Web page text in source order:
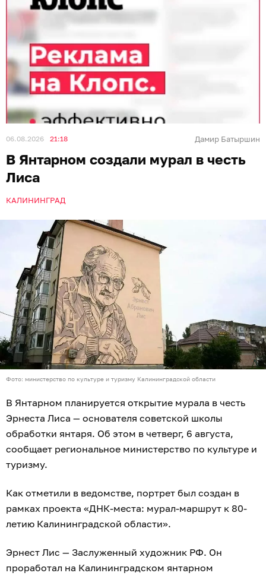
06.08.2026 21:18 Дамир Батыршин
В Янтарном создали мурал в честь
Лиса
КАЛИНИНГРАД
Фото: министерство по культуре и туризму Калининградской области
В Янтарном планируется открытие мурала в честь
Эрнеста Лиса — основателя советской школы
обработки янтаря. Об этом в четверг, 6 августа,
сообщает региональное министерство по культуре и
туризму.
Как отметили в ведомстве, портрет был создан в
рамках проекта «ДНК-места: мурал-маршрут к 80-
летию Калининградской области».
Эрнест Лис — Заслуженный художник РФ. Он
проработал на Калининградском янтарном